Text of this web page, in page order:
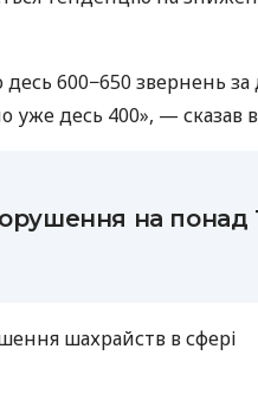
600−650 звернень за
уже десь 400», — сказав
на понад
шахрайств в сфері